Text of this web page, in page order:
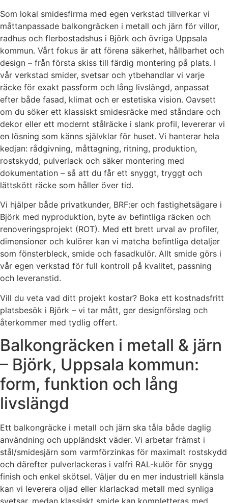
Som lokal smidesfirma med egen verkstad tillverkar vi
måttanpassade balkongräcken i metall och järn för villor,
radhus och flerbostadshus i Björk och övriga Uppsala
kommun. Vårt fokus är att förena säkerhet, hållbarhet och
design – från första skiss till färdig montering på plats. I
vår verkstad smider, svetsar och ytbehandlar vi varje
räcke för exakt passform och lång livslängd, anpassat
efter både fasad, klimat och er estetiska vision. Oavsett
om du söker ett klassiskt smidesräcke med ståndare och
dekor eller ett modernt stålräcke i slank profil, levererar vi
en lösning som känns självklar för huset. Vi hanterar hela
kedjan: rådgivning, måttagning, ritning, produktion,
rostskydd, pulverlack och säker montering med
dokumentation – så att du får ett snyggt, tryggt och
lättskött räcke som håller över tid.
Vi hjälper både privatkunder, BRF:er och fastighetsägare i
Björk med nyproduktion, byte av befintliga räcken och
renoveringsprojekt (ROT). Med ett brett urval av profiler,
dimensioner och kulörer kan vi matcha befintliga detaljer
som fönsterbleck, smide och fasadkulör. Allt smide görs i
vår egen verkstad för full kontroll på kvalitet, passning
och leveranstid.
Vill du veta vad ditt projekt kostar? Boka ett kostnadsfritt
platsbesök i Björk – vi tar mått, ger designförslag och
återkommer med tydlig offert.
Balkongräcken i metall & järn
– Björk, Uppsala kommun:
form, funktion och lång
livslängd
Ett balkongräcke i metall och järn ska tåla både daglig
användning och uppländskt väder. Vi arbetar främst i
stål/smidesjärn som varmförzinkas för maximalt rostskydd
och därefter pulverlackeras i valfri RAL-kulör för snygg
finish och enkel skötsel. Väljer du en mer industriell känsla
kan vi leverera oljad eller klarlackad metall med synliga